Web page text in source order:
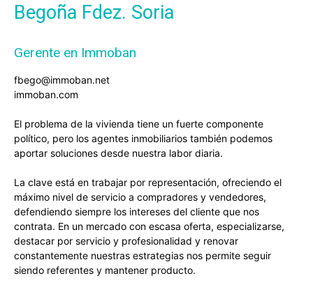
Begoña Fdez. Soria
Gerente en Immoban
fbego@immoban.net
immoban.com
El problema de la vivienda tiene un fuerte componente
político, pero los agentes inmobiliarios también podemos
aportar soluciones desde nuestra labor diaria.
La clave está en trabajar por representación, ofreciendo el
máximo nivel de servicio a compradores y vendedores,
defendiendo siempre los intereses del cliente que nos
contrata. En un mercado con escasa oferta, especializarse,
destacar por servicio y profesionalidad y renovar
constantemente nuestras estrategias nos permite seguir
siendo referentes y mantener producto.